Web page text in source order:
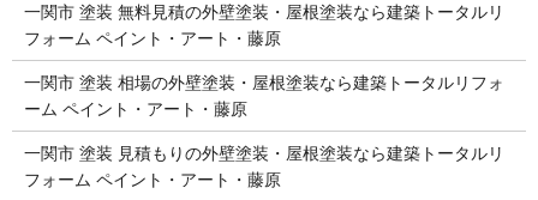
一関市 塗装 無料見積の外壁塗装・屋根塗装なら建築トータルリ
フォーム ペイント・アート・藤原
一関市 塗装 相場の外壁塗装・屋根塗装なら建築トータルリフォ
ーム ペイント・アート・藤原
一関市 塗装 見積もりの外壁塗装・屋根塗装なら建築トータルリ
フォーム ペイント・アート・藤原